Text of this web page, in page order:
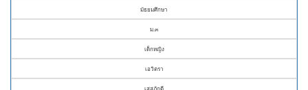
มัธยมศึกษา
ม.๓
เด็กหญิง
เอวิตรา
เสสภักดี